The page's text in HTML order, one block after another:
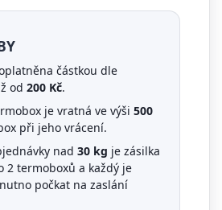
částkou dle
od 200 Kč.
je vratná ve výši 500
při jeho vrácení.
nad 30 kg je zásilka
2 termoboxů a každý je
počkat na zaslání